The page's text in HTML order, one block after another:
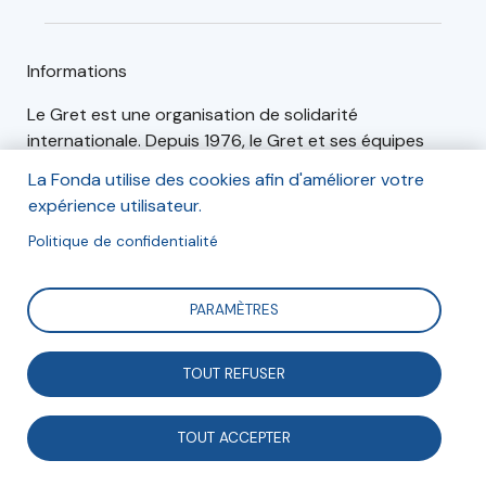
Informations
Le Gret est une organisation de solidarité
internationale. Depuis 1976, le Gret et ses équipes
plus adaptés localement pour améliorer les conditions
de vie des populations les plus vulnérables tout en
préservant notre planète.
Articles (0) Événements (1)
La Fonda utilise des cookies afin d'améliorer votre
expérience utilisateur.
Politique de confidentialité
PARAMÈTRES
TOUT REFUSER
TOUT ACCEPTER